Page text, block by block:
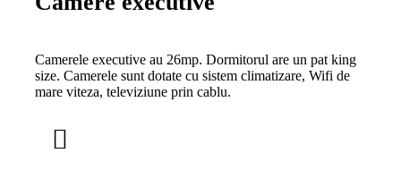
Camerele executive au 26mp. Dormitorul are un pat king
size. Camerele sunt dotate cu sistem climatizare, Wifi de
mare viteza, televiziune prin cablu.